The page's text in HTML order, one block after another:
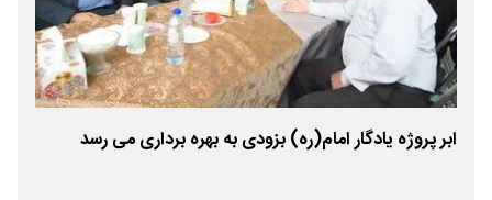
ابر پروژه یادگار امام(ره) بزودی به بهره برداری می رسد